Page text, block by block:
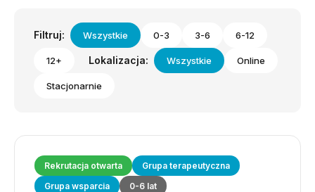
Filtruj: Wszystkie 0-3 3-6 6-12
12+ Lokalizacja: Wszystkie Online
Stacjonarnie
Rekrutacja otwarta
Grupa terapeutyczna
Grupa wsparcia
0-6 lat